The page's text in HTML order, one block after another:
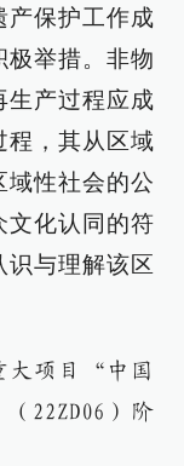
产保护工作成
极举措。非物
生产过程应成
程，其从区域
域性社会的公
文化认同的符
与理解该区
大项目“中国
22ZD06）阶